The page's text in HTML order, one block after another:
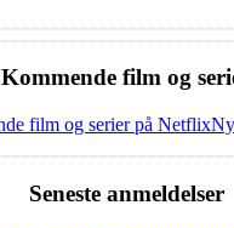
Kommende film og
Seneste anmeldelser